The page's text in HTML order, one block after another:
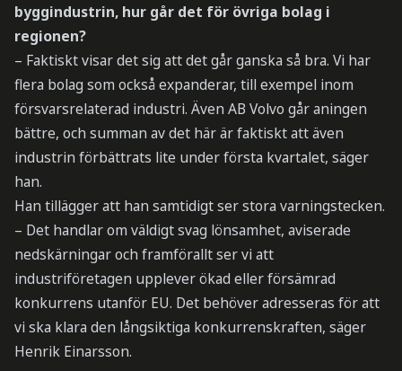
byggindustrin, hur går det för övriga bolag i
regionen?
– Faktiskt visar det sig att det går ganska så bra. Vi har
flera bolag som också expanderar, till exempel inom
försvarsrelaterad industri. Även AB Volvo går aningen
bättre, och summan av det här är faktiskt att även
industrin förbättrats lite under första kvartalet, säger
han.
Han tillägger att han samtidigt ser stora varningstecken.
– Det handlar om väldigt svag lönsamhet, aviserade
nedskärningar och framförallt ser vi att
industriföretagen upplever ökad eller försämrad
konkurrens utanför EU. Det behöver adresseras för att
vi ska klara den långsiktiga konkurrenskraften, säger
Henrik Einarsson.